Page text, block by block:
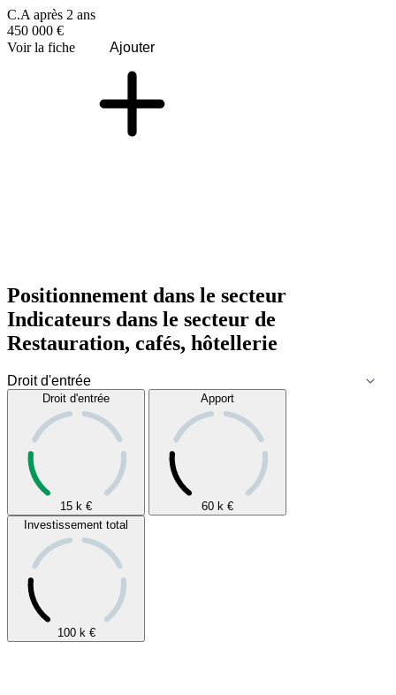
C.A après 2 ans
450 000 €
Voir la fiche
Ajouter
Positionnement dans le secteur
Indicateurs dans le secteur de
Restauration, cafés, hôtellerie
Droit d'entrée
15 k €
Apport
60 k €
Investissement total
100 k €